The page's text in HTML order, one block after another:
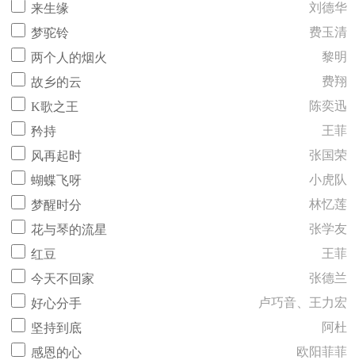
来生缘
刘德华
梦驼铃
费玉清
两个人的烟火
黎明
故乡的云
费翔
K歌之王
陈奕迅
矜持
王菲
风再起时
张国荣
蝴蝶飞呀
小虎队
梦醒时分
林忆莲
花与琴的流星
张学友
红豆
王菲
今天不回家
张德兰
好心分手
卢巧音、王力宏
坚持到底
阿杜
感恩的心
欧阳菲菲